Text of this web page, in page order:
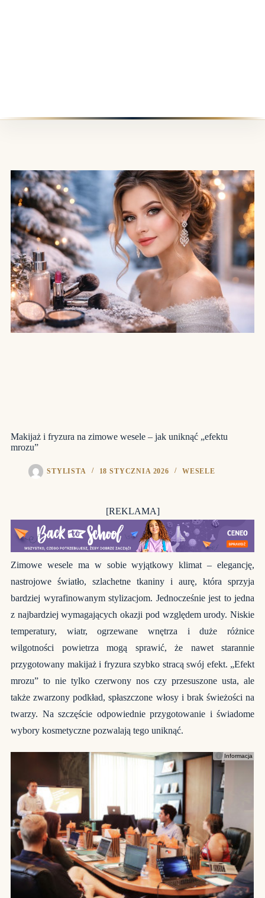
Makijaż i fryzura na zimowe wesele – jak uniknąć „efektu
mrozu”
STYLISTA 18 STYCZNIA 2026 WESELE
[REKLAMA]
Zimowe wesele ma w sobie wyjątkowy klimat – elegancję,
nastrojowe światło, szlachetne tkaniny i aurę, która sprzyja
bardziej wyrafinowanym stylizacjom. Jednocześnie jest to jedna
z najbardziej wymagających okazji pod względem urody. Niskie
temperatury, wiatr, ogrzewane wnętrza i duże różnice
wilgotności powietrza mogą sprawić, że nawet starannie
przygotowany makijaż i fryzura szybko stracą swój efekt. „Efekt
mrozu” to nie tylko czerwony nos czy przesuszone usta, ale
także zwarzony podkład, spłaszczone włosy i brak świeżości na
twarzy. Na szczęście odpowiednie przygotowanie i świadome
wybory kosmetyczne pozwalają tego uniknąć.